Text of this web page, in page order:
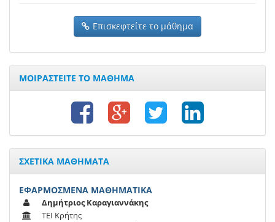
Επισκεφτείτε το μάθημα
ΜΟΙΡΑΣΤΕΙΤΕ ΤΟ ΜΑΘΗΜΑ
ΣΧΕΤΙΚΑ ΜΑΘΗΜΑΤΑ
ΕΦΑΡΜΟΣΜΕΝΑ ΜΑΘΗΜΑΤΙΚΑ
Δημήτριος Καραγιαννάκης
ΤΕΙ Κρήτης